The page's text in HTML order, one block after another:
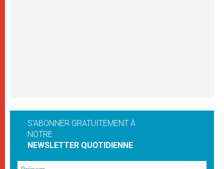
S'ABONNER GRATUITEMENT À
NOTRE
NEWSLETTER QUOTIDIENNE